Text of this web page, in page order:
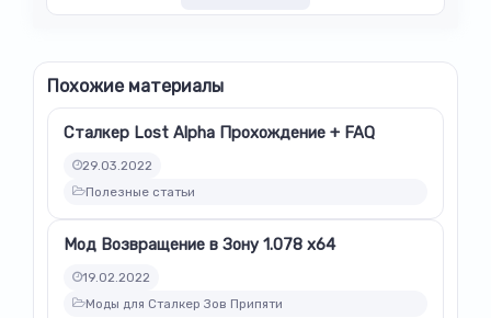
Похожие материалы
Сталкер Lost Alpha Прохождение + FAQ
29.03.2022
Полезные статьи
Мод Возвращение в Зону 1.078 x64
19.02.2022
Моды для Сталкер Зов Припяти